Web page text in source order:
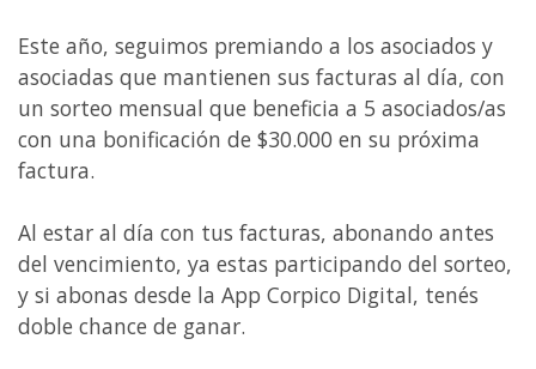
Este año, seguimos premiando a los asociados y
asociadas que mantienen sus facturas al día, con
un sorteo mensual que beneficia a 5 asociados/as
con una bonificación de $30.000 en su próxima
factura.
Al estar al día con tus facturas, abonando antes
del vencimiento, ya estas participando del sorteo,
y si abonas desde la App Corpico Digital, tenés
doble chance de ganar.